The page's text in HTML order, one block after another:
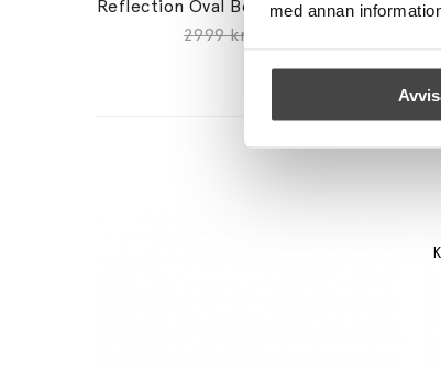
med annan
Reflection Oval Bordslampa + Oval LED Bulb
2999 kr